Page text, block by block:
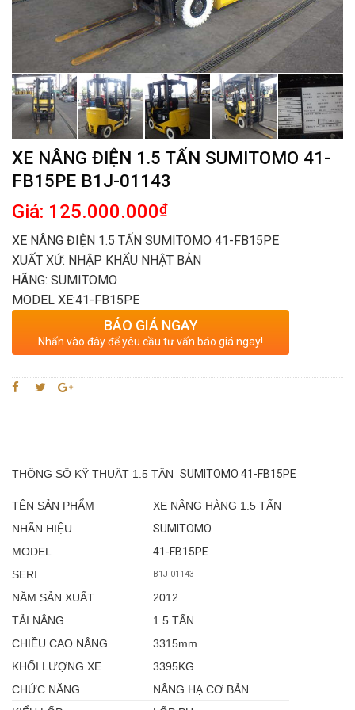
XE NÂNG ĐIỆN 1.5 TẤN SUMITOMO 41-
FB15PE B1J-01143
Giá: 125.000.000₫
XE NÂNG ĐIỆN 1.5 TẤN SUMITOMO 41-FB15PE
XUẤT XỨ: NHẬP KHẨU NHẬT BẢN
HÃNG: SUMITOMO
MODEL XE:41-FB15PE
BÁO GIÁ NGAY
Nhấn vào đây để yêu cầu tư vấn báo giá ngay!
THÔNG SỐ KỸ THUẬT 1.5 TẤN SUMITOMO 41-FB15PE
TÊN SẢN PHẨM
XE NÂNG HÀNG 1.5 TẤN
NHÃN HIỆU
SUMITOMO
MODEL
41-FB15PE
SERI
B1J-01143
NĂM SẢN XUẤT
2012
TẢI NÂNG
1.5 TẤN
CHIỀU CAO NÂNG
3315mm
KHỐI LƯỢNG XE
3395KG
CHỨC NĂNG
NÂNG HẠ CƠ BẢN